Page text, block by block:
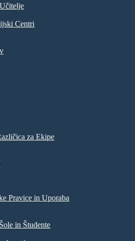
Centri
za Ekipe
Pravice in Uporaba
in Študente